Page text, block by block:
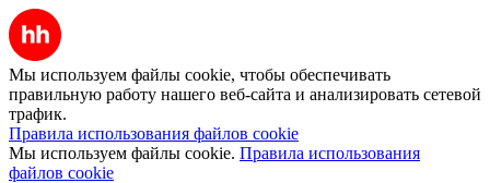
Мы используем файлы cookie, чтобы обеспечивать
правильную работу нашего веб-сайта и анализировать сетевой
трафик.
Правила использования файлов cookie
Мы используем файлы cookie. Правила использования
файлов cookie